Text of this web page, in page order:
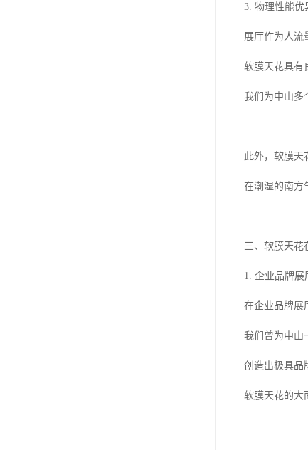
3. 物理性能优
展厅作为人流
软膜天花具有
我们为中山多
此外，软膜天
在潮湿的南方
三、软膜天花
1. 企业品牌展
在企业品牌展
我们曾为中山
创造出极具品
软膜天花的大